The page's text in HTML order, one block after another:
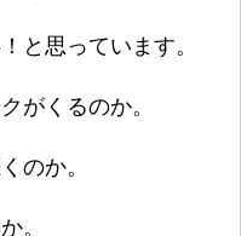
と思っています。
がくるのか。
のか。
。